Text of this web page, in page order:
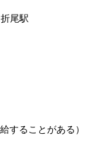
尾駅
することがある）